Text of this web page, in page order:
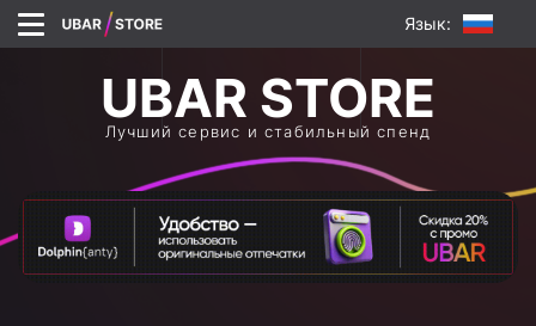
Язык:
Лучший сервис и стабильный спенд